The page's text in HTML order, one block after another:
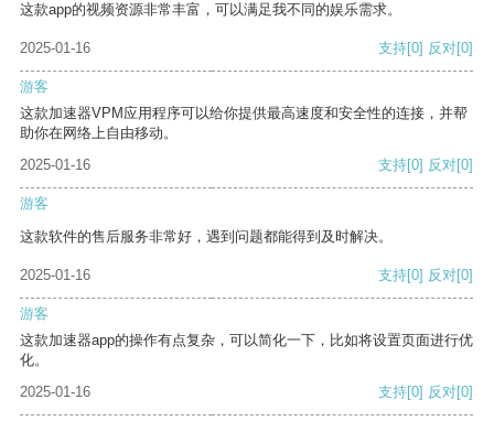
这款app的视频资源非常丰富，可以满足我不同的娱乐需求。
2025-01-16 支持[0] 反对[0]
游客
这款加速器VPM应用程序可以给你提供最高速度和安全性的连接，并帮
助你在网络上自由移动。
2025-01-16
支持[0] 反对[0]
游客
这款软件的售后服务非常好，遇到问题都能得到及时解决。
2025-01-16 支持[0] 反对[0]
游客
这款加速器app的操作有点复杂，可以简化一下，比如将设置页面进行优
化。
2025-01-16
支持[0] 反对[0]